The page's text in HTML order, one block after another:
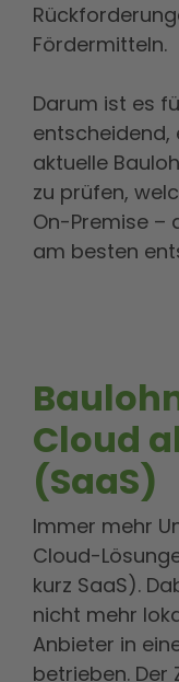
Fördermitteln.
Darum ist es
entscheidend,
aktuelle
zu prüfen,
On-Premise –
am besten
Cloud
(SaaS)
Immer mehr
Cloud-
kurz SaaS).
nicht mehr
Anbieter in
betrieben.